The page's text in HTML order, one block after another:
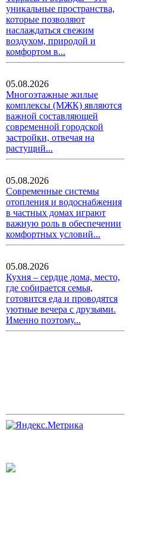
уникальные пространства,
которые позволяют
наслаждаться свежим
воздухом, природой и
комфортом в...
05.08.2026
Многоэтажные жилые
комплексы (МЖК) являются
важной составляющей
современной городской
застройки, отвечая на
растущий...
05.08.2026
Современные системы
отопления и водоснабжения
в частных домах играют
важную роль в обеспечении
комфортных условий...
05.08.2026
Кухня – сердце дома, место,
где собирается семья,
готовится еда и проводятся
уютные вечера с друзьями.
Именно поэтому...